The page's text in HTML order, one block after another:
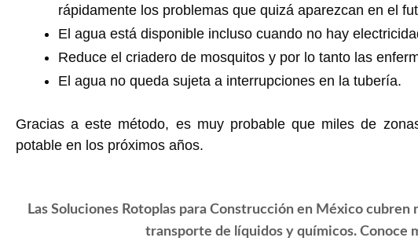
rápidamente los problemas que quizá aparezcan en el
El agua está disponible incluso cuando no hay
Reduce el criadero de mosquitos y por lo tanto las
El agua no queda sujeta a interrupciones en la tubería.
Gracias a este método, es muy probable que miles de
potable en los próximos años.
LasSoluciones Rotoplas para Construcción en México cubren
transporte de líquidos y químicos. Conoce